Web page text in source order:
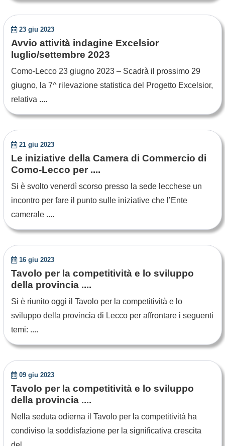
23 giu 2023
Avvio attività indagine Excelsior
luglio/settembre 2023
Como-Lecco 23 giugno 2023 – Scadrà il prossimo 29
giugno, la 7^ rilevazione statistica del Progetto Excelsior,
relativa ....
21 giu 2023
Le iniziative della Camera di Commercio di
Como-Lecco per ....
Si è svolto venerdì scorso presso la sede lecchese un
incontro per fare il punto sulle iniziative che l’Ente
camerale ....
16 giu 2023
Tavolo per la competitività e lo sviluppo
della provincia ....
Si è riunito oggi il Tavolo per la competitività e lo
sviluppo della provincia di Lecco per affrontare i seguenti
temi: ....
09 giu 2023
Tavolo per la competitività e lo sviluppo
della provincia ....
Nella seduta odierna il Tavolo per la competitività ha
condiviso la soddisfazione per la significativa crescita